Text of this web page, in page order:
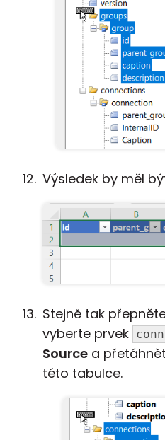
Výsledek by měl
Stejně tak
vyberte prvek
Source a
této tabulce.